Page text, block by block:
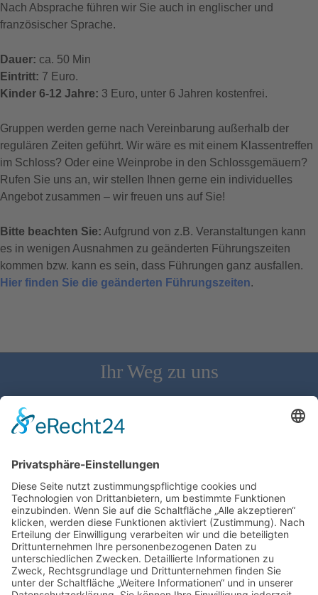
Nach Absprache führen wir Sie auch in englischer und
französischer Sprache.
Dauer: ca. 50 Min
Eintritt: 7 Euro.
Kinder 6-12 Jahre: 3 Euro, unter 6 Jahren kostenfrei.
Gruppen werden gerne nach Vereinbarung außerhalb der
regulären Zeiten geführt. Wir wäre es mit einem Klassentreffen
im Schloss? Oder eine Weinprobe in den Schlossgemäuern?
Rufen Sie uns an, wir stellen Ihnen gerne ein individuelles
Angebot zusammen – wir freuen uns auf Sie!
Bitte beachten Sie: Aufgrund von z.B. Veranstaltungen kann
es in wenigen Ausnahmen zu geänderten Führungszeiten
kommen bzw. kann es sein, dass Führungen ganz ausfallen.
Hier finden Sie die geänderten Führungszeiten.
Ihr Weg zu uns
Schloss Bürgeln, 79418 Schliengen | Telefon: 07626/237 | E-
Mail: direktion@schlossbuergeln.de
Wir benötigen Ihre Zustimmung, um den
Google Maps-Service zu laden!
Wir verwenden einen Service eines
Drittanbieters, um Karteninhalte einzubetten.
Dieser Service kann Daten zu Ihren Aktivitäten
sammeln. Bitte lesen Sie die Details durch und
stimmen Sie der Nutzung des Service zu, um